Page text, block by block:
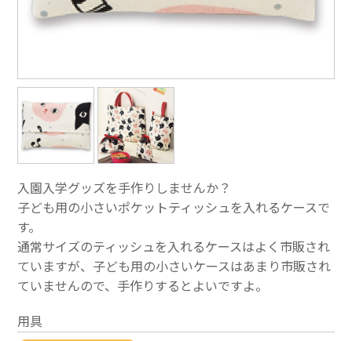
入園入学グッズを手作りしませんか？
子ども用の小さいポケットティッシュを入れるケースで
す。
通常サイズのティッシュを入れるケースはよく市販され
ていますが、子ども用の小さいケースはあまり市販され
ていませんので、手作りするとよいですよ。
用具